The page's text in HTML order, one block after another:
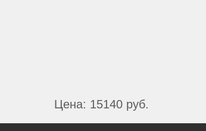
Цена: 15140 руб.